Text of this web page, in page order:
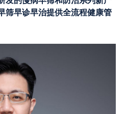
筛早诊早治提供全流程健康管